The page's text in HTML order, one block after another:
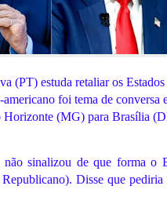
(PT) estuda retaliar os
foi tema de conversa
(MG) para Brasília
sinalizou de que forma o
Disse que pediria